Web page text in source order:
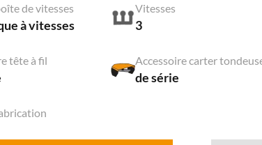
de vitesses
à vitesses
Vitesses
3
tête à fil
de série